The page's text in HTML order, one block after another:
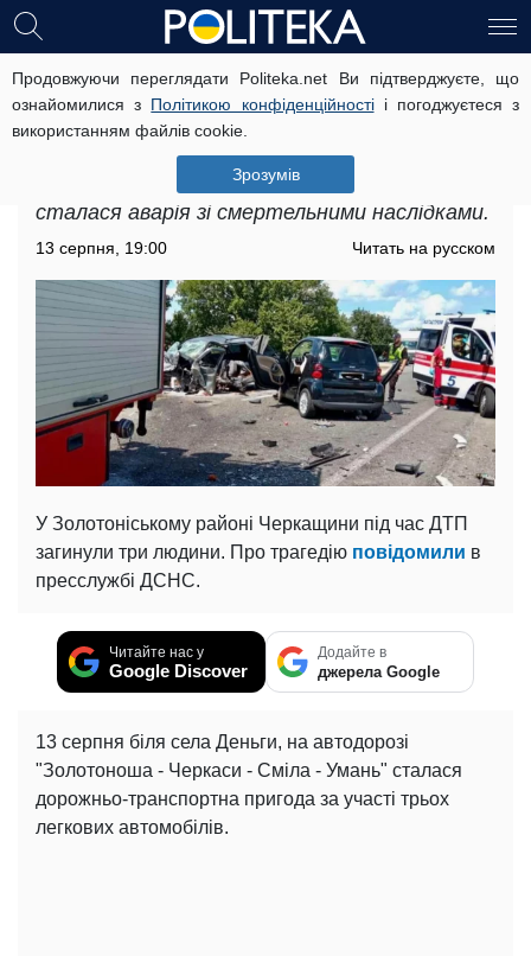
Продовжуючи переглядати Politeka.net Ви підтверджуєте, що
ознайомилися з Політикою конфіденційностіі погоджуєтеся з
використанням файлів cookie.
Зрозумів
Масштабна трагедія на Черкащині:
з'явилися кадри з місця аварії та
дані про загиблих
У Черкаській області в неділю, 13 серпня,
сталася аварія зі смертельними наслідками.
13 серпня, 19:00 Читать на русском
У Золотоніському районі Черкащини під час ДТП
загинули три людини. Про трагедію повідомили в
пресслужбі ДСНС.
Читайте нас у
Google Discover
Додайте в
джерела Google
13 серпня біля села Деньги, на автодорозі
"Золотоноша - Черкаси - Сміла - Умань" сталася
дорожньо-транспортна пригода за участі трьох
легкових автомобілів.